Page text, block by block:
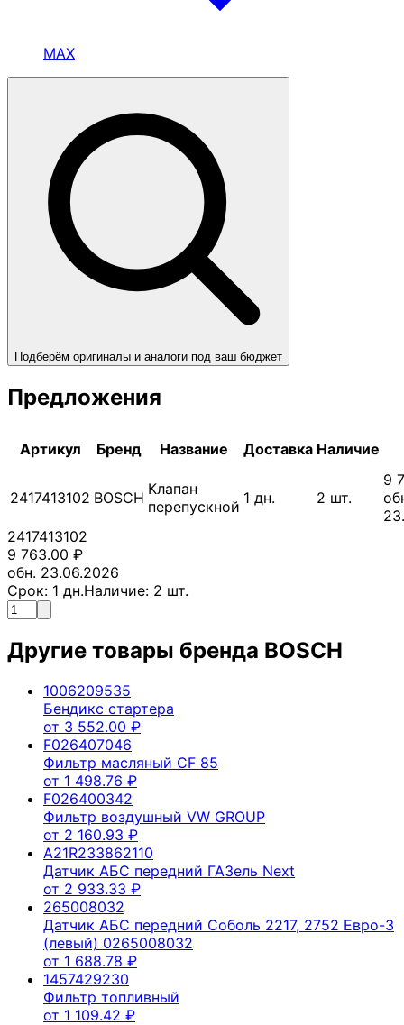
MAX
Подберём оригиналы и аналоги под ваш бюджет
Предложения
Артикул Бренд Название Доставка Наличие
2417413102 BOSCH Клапан
перепускной 1 дн. 2 шт.
9
2417413102
9 763.00 ₽
обн. 23.06.2026
Срок: 1 дн.Наличие: 2 шт.
Другие товары бренда BOSCH
1006209535
Бендикс стартера
от 3 552.00 ₽
F026407046
Фильтр масляный CF 85
от 1 498.76 ₽
F026400342
Фильтр воздушный VW GROUP
от 2 160.93 ₽
A21R233862110
Датчик АБС передний ГАЗель Next
от 2 933.33 ₽
265008032
Датчик АБС передний Соболь 2217, 2752 Евро-3
(левый) 0265008032
от 1 688.78 ₽
1457429230
Фильтр топливный
от 1 109.42 ₽